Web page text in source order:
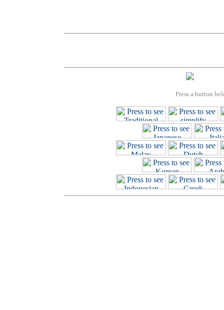
Press a button